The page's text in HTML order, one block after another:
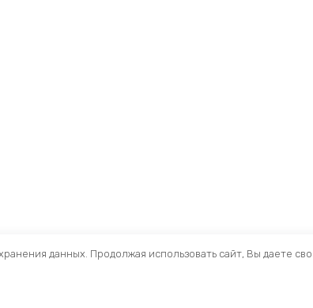
данных. Продолжая использовать сайт, Вы даете